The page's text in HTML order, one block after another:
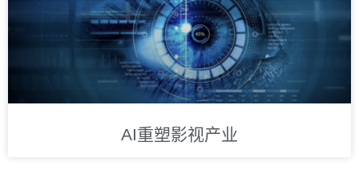
AI重塑影视产业